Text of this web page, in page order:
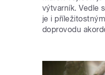
výtvarník. Vedle
je i
doprovodu